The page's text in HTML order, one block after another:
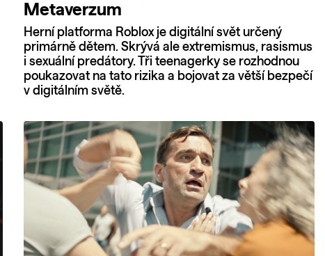
Metaverzum
Herní platforma Roblox je digitální svět určený
primárně dětem. Skrývá ale extremismus, rasismus
i sexuální predátory. Tři teenagerky se rozhodnou
poukazovat na tato rizika a bojovat za větší bezpečí
v digitálním světě.